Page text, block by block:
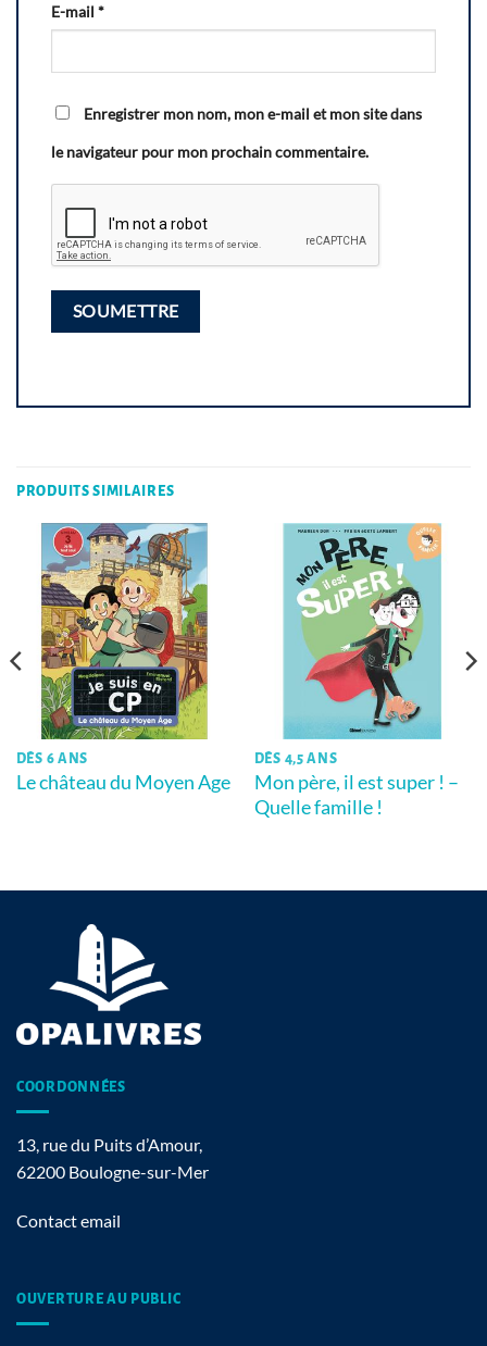
E-mail *
Enregistrer mon nom, mon e-mail et mon site dans
le navigateur pour mon prochain commentaire.
PRODUITS SIMILAIRES
DÈS 6 ANS
Le château du Moyen Age
DÈS 4,5 ANS
Mon père, il est super ! –
Quelle famille !
COORDONNÉES
13, rue du Puits d’Amour,
62200 Boulogne-sur-Mer
Contact email
OUVERTURE AU PUBLIC